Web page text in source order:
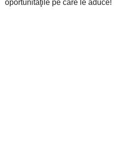
oportunităţile pe care le aduce!